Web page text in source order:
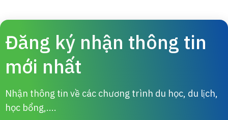
Đăng ký nhận thông tin
mới nhất
Nhận thông tin về các chương trình du học, du lịch,
học bổng,....